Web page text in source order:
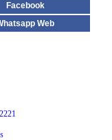
Facebook
Web